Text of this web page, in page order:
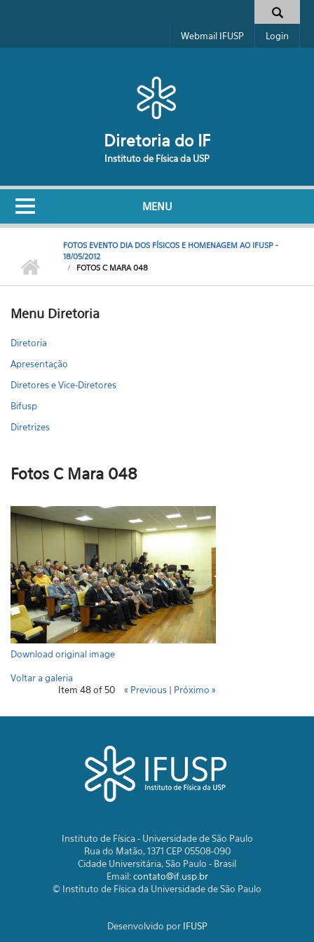
Formulário de busca
Webmail IFUSP Login
Diretoria do IF
Instituto de Física da USP
MENU
FOTOS EVENTO DIA DOS FÍSICOS E HOMENAGEM AO IFUSP -
18/05/2012
FOTOS C MARA 048
Menu Diretoria
Diretoria
Apresentação
Diretores e Vice-Diretores
Bifusp
Diretrizes
Fotos C Mara 048
Download original image
Voltar a galeria
Item 48 of 50
« Previous| Próximo »
Instituto de Física - Universidade de São Paulo
Rua do Matão, 1371 CEP 05508-090
Cidade Universitária, São Paulo - Brasil
Email:contato@if.usp.br
© Instituto de Física da Universidade de São Paulo
Desenvolvido por IFUSP